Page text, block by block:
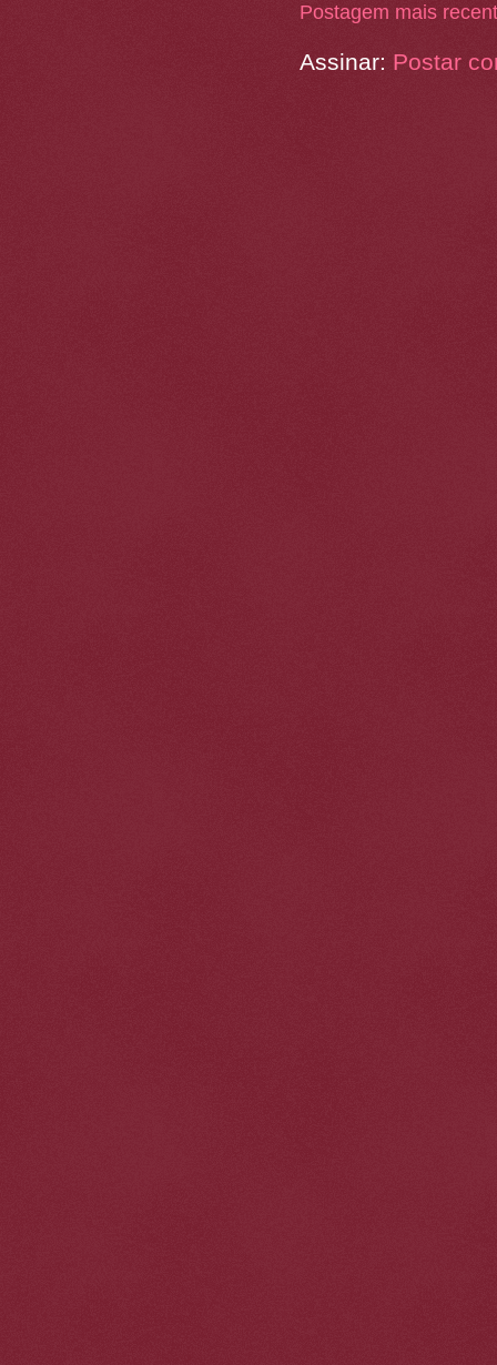
Postagem mais
Assinar: Postar